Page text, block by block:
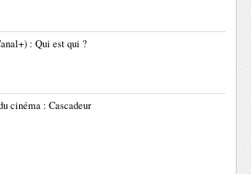
: Qui est qui ?
cinéma : Cascadeur